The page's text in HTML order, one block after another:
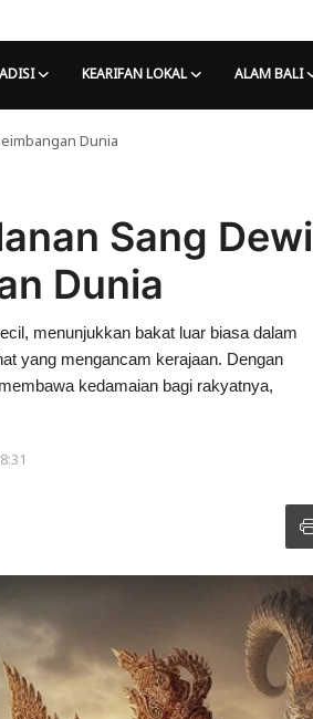
KEARIFAN LOKAL ALAM BALI
Dunia
Sang Dewi
Dunia
menunjukkan bakat luar biasa dalam
yang mengancam kerajaan. Dengan
kedamaian bagi rakyatnya,